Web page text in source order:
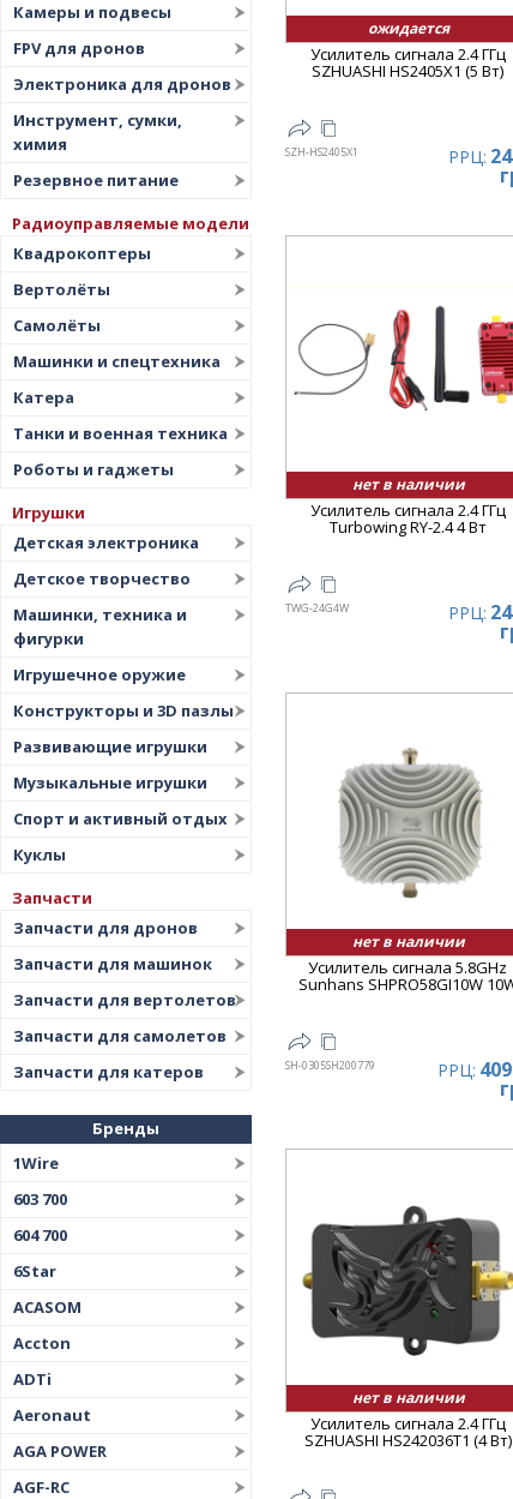
Камеры и подвесы
FPV для дронов
Электроника для дронов
Инструмент, сумки,
химия
Резервное питание
Радиоуправляемые модели
Квадрокоптеры
Вертолёты
Самолёты
Машинки и спецтехника
Катера
Танки и военная техника
Роботы и гаджеты
Игрушки
Детская электроника
Детское творчество
Машинки, техника и
фигурки
Игрушечное оружие
Конструкторы и 3D пазлы
Развивающие игрушки
Музыкальные игрушки
Спорт и активный отдых
Куклы
Запчасти
Запчасти для дронов
Запчасти для машинок
Запчасти для вертолетов
Запчасти для самолетов
Запчасти для катеров
Бренды
1Wire
603 700
604 700
6Star
ACASOM
Accton
ADTi
Aeronaut
AGA POWER
AGF-RC
ожидается
Усилитель сигнала 2.4 ГГц
SZHUASHI HS2405X1 (5 Вт)
SZH-HS2405X1 РРЦ:
нет в наличии
Усилитель сигнала 2.4 ГГц
Turbowing RY-2.4 4 Вт
TWG-24G4W РРЦ:
нет в наличии
Усилитель сигнала 5.8GHz
Sunhans SHPRO58GI10W
SH-0305SH200779 РРЦ:
нет в наличии
Усилитель сигнала 2.4 ГГц
SZHUASHI HS242036T1 (4 Вт)